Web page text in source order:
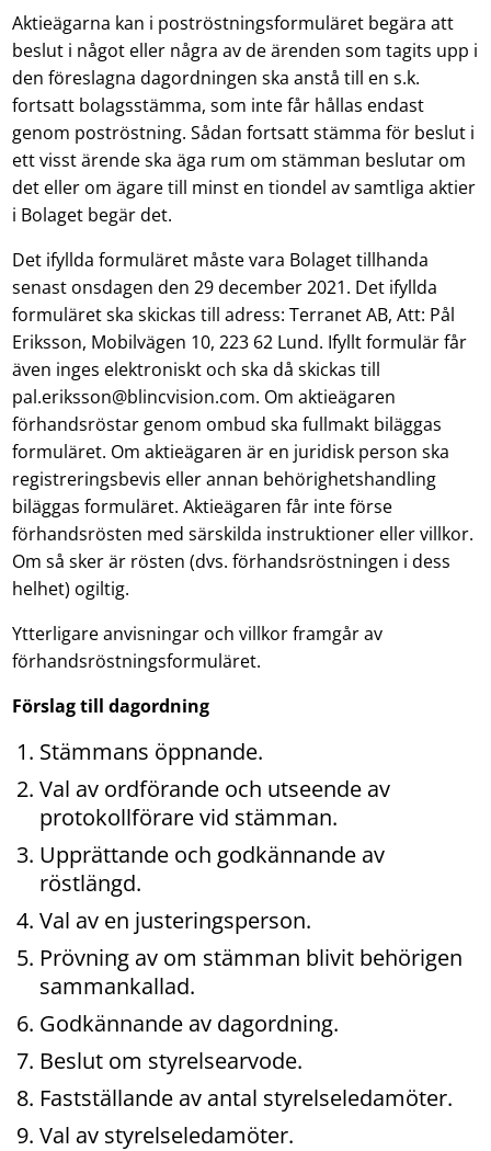
Aktieägarna kan i poströstningsformuläret begära att
beslut i något eller några av de ärenden som tagits upp i
den föreslagna dagordningen ska anstå till en s.k.
fortsatt bolagsstämma, som inte får hållas endast
genom poströstning. Sådan fortsatt stämma för beslut i
ett visst ärende ska äga rum om stämman beslutar om
det eller om ägare till minst en tiondel av samtliga aktier
i Bolaget begär det.
Det ifyllda formuläret måste vara Bolaget tillhanda
senast onsdagen den 29 december 2021. Det ifyllda
formuläret ska skickas till adress: Terranet AB, Att: Pål
Eriksson, Mobilvägen 10, 223 62 Lund. Ifyllt formulär får
även inges elektroniskt och ska då skickas till
pal.eriksson@blincvision.com. Om aktieägaren
förhandsröstar genom ombud ska fullmakt biläggas
formuläret. Om aktieägaren är en juridisk person ska
registreringsbevis eller annan behörighetshandling
biläggas formuläret. Aktieägaren får inte förse
förhandsrösten med särskilda instruktioner eller villkor.
Om så sker är rösten (dvs. förhandsröstningen i dess
helhet) ogiltig.
Ytterligare anvisningar och villkor framgår av
förhandsröstningsformuläret.
Förslag till dagordning
Stämmans öppnande.
Val av ordförande och utseende av
protokollförare vid stämman.
Upprättande och godkännande av
röstlängd.
Val av en justeringsperson.
Prövning av om stämman blivit behörigen
sammankallad.
Godkännande av dagordning.
Beslut om styrelsearvode.
Fastställande av antal styrelseledamöter.
Val av styrelseledamöter.